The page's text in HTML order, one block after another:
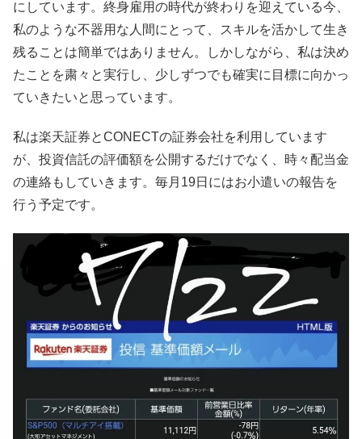
にしています。終身雇用の時代が終わりを迎えている今、
私のような不器用な人間にとって、スキルを活かして生き
残ることは簡単ではありません。しかしながら、私は決め
たことを粛々と実行し、少しずつでも確実に目標に向かっ
ていきたいと思っています。
私は楽天証券とCONECTの証券会社を利用しています
が、投資信託の評価額を公開するだけでなく、時々配当金
の連絡もしていきます。毎月19日にはお小遣いの報告を
行う予定です。